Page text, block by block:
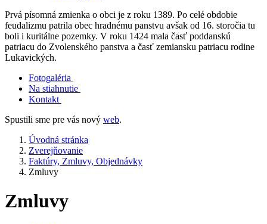
Prvá písomná zmienka o obci je z roku 1389. Po celé obdobie
feudalizmu patrila obec hradnému panstvu avšak od 16. storočia tu
boli i kuritálne pozemky. V roku 1424 mala časť poddanskú
patriacu do Zvolenského panstva a časť zemiansku patriacu rodine
Lukavických.
Fotogaléria
Na stiahnutie
Kontakt
Spustili sme pre vás nový web.
Úvodná stránka
Zverejňovanie
Faktúry, Zmluvy, Objednávky
Zmluvy
Zmluvy